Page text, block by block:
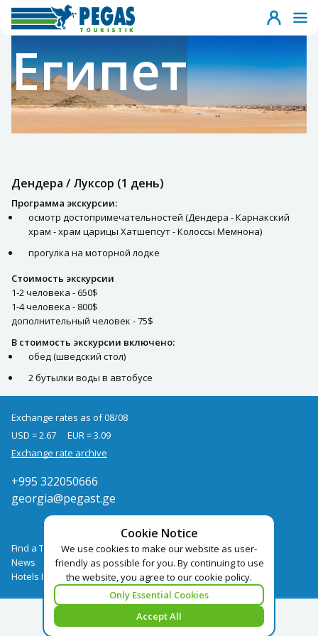
Египет
Дендера / Луксор (1 день)
Программа экскурсии:
осмотр достопримечательностей (Дендера - Карнакский
храм - храм царицы Хатшепсут - Колоссы Мемнона)
прогулка на моторной лодке
Стоимость экскурсии
1-2 человека - 650$
1-4 человека - 800$
дополнительный человек - 75$
В стоимость экскурсии включено:
обед (шведский стол)
2 бутылки воды в автобусе
Cookie Notice
We use cookies to make our website as user-
friendly as possible for you. By continuing to use
the website, you agree to our cookie policy.
Only Essential Cookies
Accept All
Exchange rates as of 08/08
USD = 2.67
EUR = 3.09
Exchange rate archive
+995 322050666
georgia@pegast.ge
Find a Tour
News
Hotels Booking